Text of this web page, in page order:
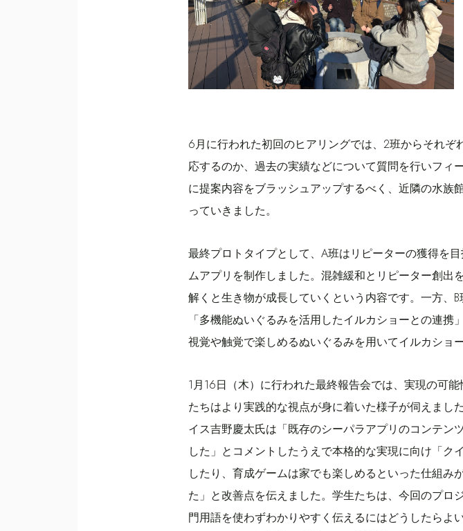
6月に行われた初回のヒアリングでは、2班からそれ
応するのか、過去の実績などについて質問を行いフィ
に提案内容をブラッシュアップするべく、近隣の水
っていきました。
最終プロトタイプとして、A班はリピーターの獲得を
ムアプリを制作しました。混雑緩和とリピーター創
解くと生き物が成長していくという内容です。一方、
「多機能ぬいぐるみを活用したイルカショーとの連携
視覚や触覚で楽しめるぬいぐるみを用いてイルカショ
1月16日（木）に行われた最終報告会では、実現の可
たちはより実践的な視点が身に着いた様子が伺えま
イス吉野慶太氏は「既存のシーパラアプリのコンテン
した」とコメントしたうえで本格的な実現に向け「
したり、育成ゲームは家でも楽しめるといった仕組
た」と改善点を伝えました。学生たちは、今回のプ
門用語を使わずわかりやすく伝えるにはどうしたらよ